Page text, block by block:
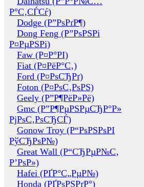
Р°С‚СЃСѓ)
Dodge (Р”РѕРґР¶)
Dong Feng (Р”РѕРЅРі
Р¤РµРЅРі)
Faw (Р¤Р°РІ)
Fiat (Р¤РёР°С‚)
Ford (Р¤РѕСЂРґ)
Foton (Р¤РѕС‚РѕРЅ)
Geely (Р”Р¶РёР»Рё)
Gmc (Р”Р¶РµРЅРµСЂР°Р»
РјРѕС‚РѕСЂСЃ)
Gonow Troy (Р“РѕРЅРѕРІ
РўСЂРѕР№)
Great Wall (Р“СЂРµР№С‚
Р’РѕР»)
Hafei (РҐР°С„РµР№)
Honda (РҐРѕРЅРґР°)